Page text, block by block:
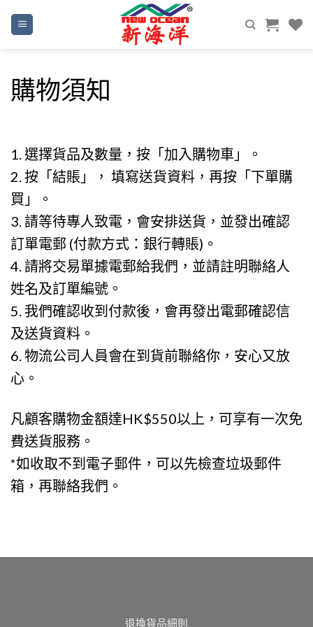
content
購物須知
1. 選擇貨品及數量，按「加入購物⾞」。
2. 按「結賬」， 填寫送貨資料，再按「下單購
買」。
3. 請等待專⼈致電，會安排送貨，並發出確認
訂單電郵 (付款⽅式：銀⾏轉賬)。
4. 請將交易單據電郵給我們，並請註明聯絡⼈
姓名及訂單編號。
5. 我們確認收到付款後，會再發出電郵確認信
及送貨資料。
6. 物流公司⼈員會在到貨前聯絡你，安⼼⼜放
⼼。
凡顧客購物⾦額達HK$550以上，可享有一次免
費送貨服務。
*如收取不到電⼦郵件，可以先檢查垃圾郵件
箱，再聯絡我們。
退換貨品細則